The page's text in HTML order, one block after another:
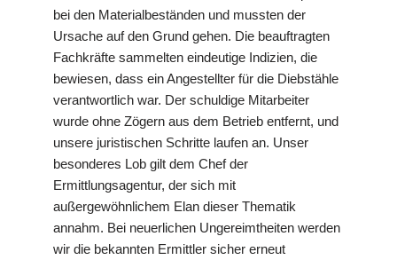
bei den Materialbeständen und mussten der
Ursache auf den Grund gehen. Die beauftragten
Fachkräfte sammelten eindeutige Indizien, die
bewiesen, dass ein Angestellter für die Diebstähle
verantwortlich war. Der schuldige Mitarbeiter
wurde ohne Zögern aus dem Betrieb entfernt, und
unsere juristischen Schritte laufen an. Unser
besonderes Lob gilt dem Chef der
Ermittlungsagentur, der sich mit
außergewöhnlichem Elan dieser Thematik
annahm. Bei neuerlichen Ungereimtheiten werden
wir die bekannten Ermittler sicher erneut